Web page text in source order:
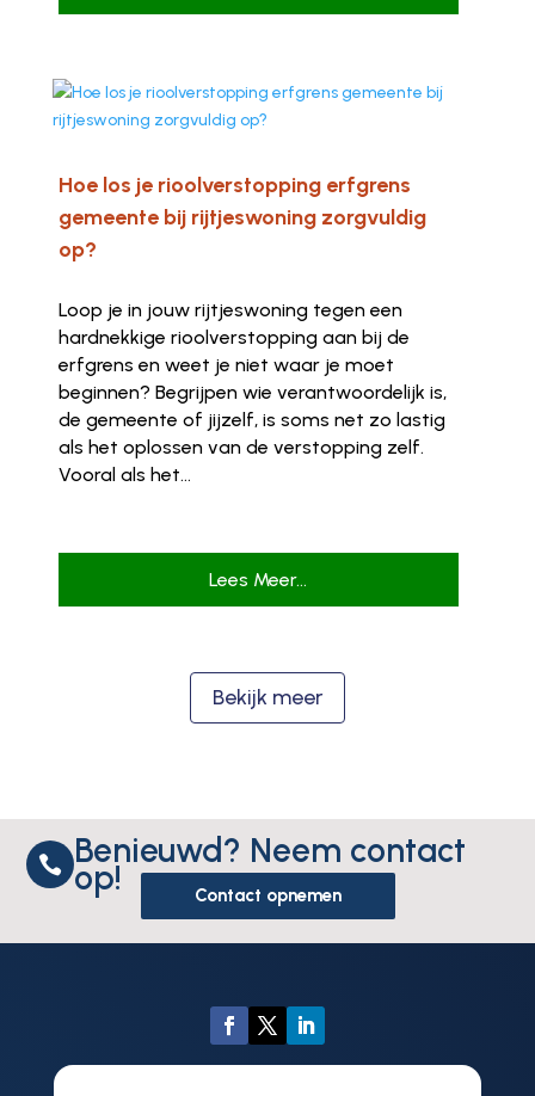
Hoe los je rioolverstopping erfgrens
gemeente bij rijtjeswoning zorgvuldig
op?
Loop je in jouw rijtjeswoning tegen een
hardnekkige rioolverstopping aan bij de
erfgrens en weet je niet waar je moet
beginnen? Begrijpen wie verantwoordelijk is,
de gemeente of jijzelf, is soms net zo lastig
als het oplossen van de verstopping zelf.
Vooral als het...
Lees Meer...
Bekijk meer
 Benieuwd? Neem contact
op! Contact opnemen